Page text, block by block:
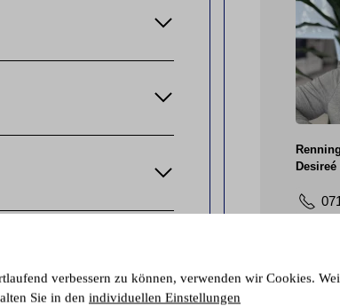
verbessern zu können, verwenden wir Cookies.
Sie in den individuellen Einstellungen